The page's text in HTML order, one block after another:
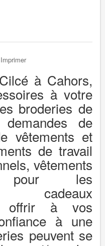
Imprimer
à Cahors,
à votre
broderies de
de
vêtements et
de travail
vêtements
les
cadeaux
offrir à vos
à une
peuvent se